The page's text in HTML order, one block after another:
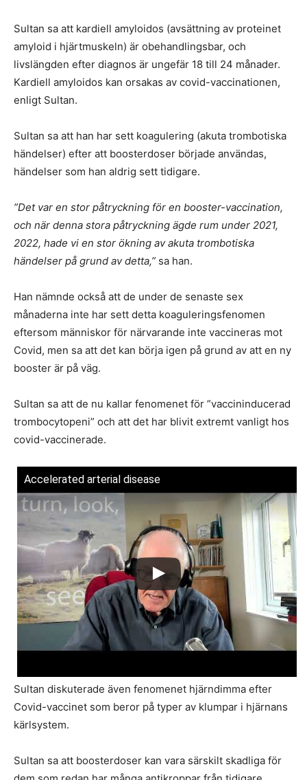
Sultan sa att kardiell amyloidos (avsättning av proteinet
amyloid i hjärtmuskeln) är obehandlingsbar, och
livslängden efter diagnos är ungefär 18 till 24 månader.
Kardiell amyloidos kan orsakas av covid-vaccinationen,
enligt Sultan.
Sultan sa att han har sett koagulering (akuta trombotiska
händelser) efter att boosterdoser började användas,
händelser som han aldrig sett tidigare.
”Det var en stor påtryckning för en booster-vaccination,
och när denna stora påtryckning ägde rum under 2021,
2022, hade vi en stor ökning av akuta trombotiska
händelser på grund av detta,” sa han.
Han nämnde också att de under de senaste sex
månaderna inte har sett detta koaguleringsfenomen
eftersom människor för närvarande inte vaccineras mot
Covid, men sa att det kan börja igen på grund av att en ny
booster är på väg.
Sultan sa att de nu kallar fenomenet för ”vaccininducerad
trombocytopeni” och att det har blivit extremt vanligt hos
covid-vaccinerade.
Accelerated arterial disease
Sultan diskuterade även fenomenet hjärndimma efter
Covid-vaccinet som beror på typer av klumpar i hjärnans
kärlsystem.
Sultan sa att boosterdoser kan vara särskilt skadliga för